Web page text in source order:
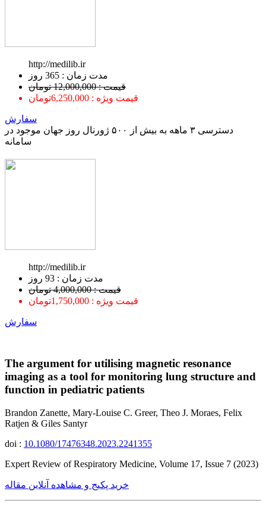
http://medilib.ir
ﻣﺪﺕ ﺯﻣﺎﻥ : 365 ﺭﻭﺯ
قیمت : 12,000,000 تومان
قیمت ویژه : 6,250,000تومان
سفارش
دسترسی ۳ ماهه به بیش از ۵۰۰ ژورنال روز جهان موجود در
سامانه
http://medilib.ir
ﻣﺪﺕ ﺯﻣﺎﻥ : 93 ﺭﻭﺯ
قیمت : 4,000,000 تومان
قیمت ویژه : 1,750,000تومان
سفارش
The argument for utilising magnetic resonance
imaging as a tool for monitoring lung structure and
function in pediatric patients
Brandon Zanette, Mary-Louise C. Greer, Theo J. Moraes, Felix
Ratjen & Giles Santyr
doi : 10.1080/17476348.2023.2241355
Expert Review of Respiratory Medicine, Volume 17, Issue 7 (2023)
خرید پکیج و مشاهده آنلاین مقاله